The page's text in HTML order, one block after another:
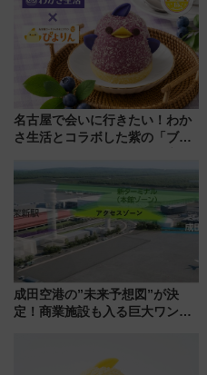
名古屋で会いに行きたい！わか
さ生活とコラボした紫の「ブル
売
成田空港の”未来予想図”が決
定！商業施設も入る巨大ワンタ
ぶ！ JR空港駅は2面3線化！